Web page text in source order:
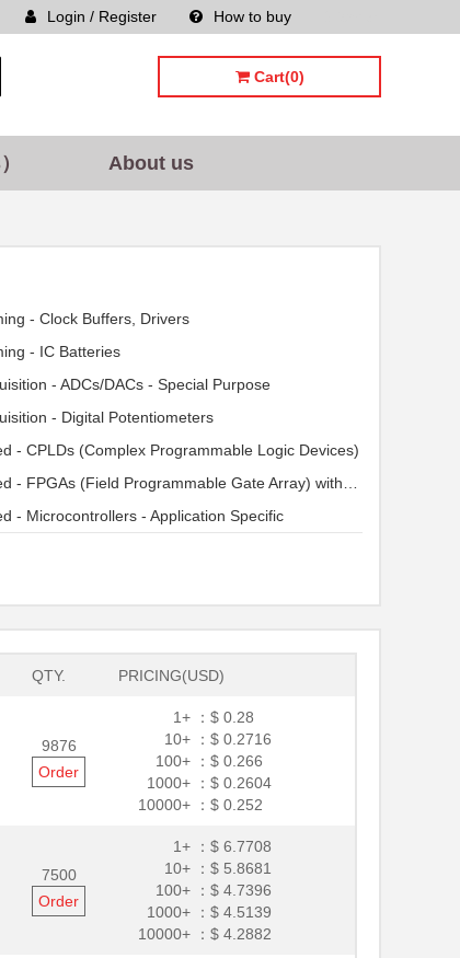
How to buy
Login / Register
Cart(0)
About us
- Clock Buffers, Drivers
- IC Batteries
- ADCs/DACs - Special Purpose
- Digital Potentiometers
- CPLDs (Complex Programmable Logic Devices)
- Microcontrollers - Application Specific
QTY. PRICING(USD)
9876
Order
1+ ： $ 0.28
10+ ： $ 0.2716
100+ ： $ 0.266
1000+ ： $ 0.2604
10000+ ： $ 0.252
7500
Order
1+ ： $ 6.7708
10+ ： $ 5.8681
100+ ： $ 4.7396
1000+ ： $ 4.5139
10000+ ： $ 4.2882